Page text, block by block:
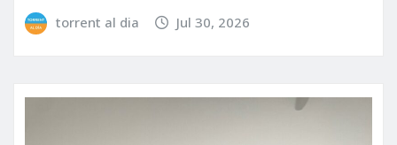
torrent al dia Jul 30, 2026